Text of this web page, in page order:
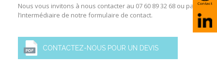
Nous vous invitons à nous contacter au 07 60 89 32 68ou par
l’intermédiaire de notre formulaire de contact.
CONTACTEZ-NOUS POUR UN DEVIS
Contact